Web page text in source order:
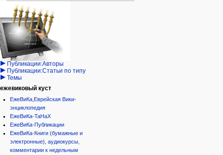
Навигация
персональные инструменты
войти
запрос
учётной
записи
категории
Израиль:Страна и
государство
Иудаизм
Народ
Проекты
Проекты/Участники/
дополнения
Публикации:Авторы
Публикации:Статьи по типу
Темы
ежевиковый куст
ЕжеВиКа,Еврейская Вики-
энциклопедия
ЕжеВиКа-ТаНаХ
ЕжеВиКа-Публикации
ЕжеВиКа-Книги (бумажные и
электронные), аудиокурсы,
комментарии к недельным